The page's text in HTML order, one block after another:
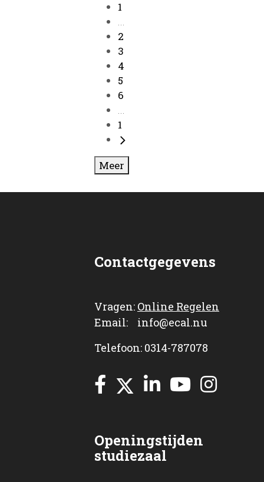
1
...
2
3
4
5
6
...
1
Meer
Contactgegevens
Vragen: Online Regelen
Email: info@ecal.nu
Telefoon: 0314-787078
Openingstijden
studiezaal